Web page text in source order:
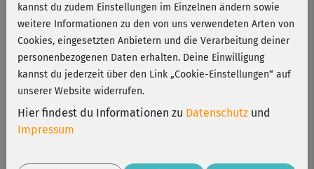
leicht
1 Min
Elisa Dambeck
Kurs ist Bestandteil von
Starker Rücken
kannst du zudem Einstellungen im Einzelnen ändern sowie
weitere Informationen zu den von uns verwendeten Arten von
Cookies, eingesetzten Anbietern und die Verarbeitung deiner
personenbezogenen Daten erhalten. Deine Einwilligung
kannst du jederzeit über den Link „Cookie-Einstellungen“ auf
unserer Website widerrufen.
Hier findest du Informationen zu Datenschutz und
Impressum